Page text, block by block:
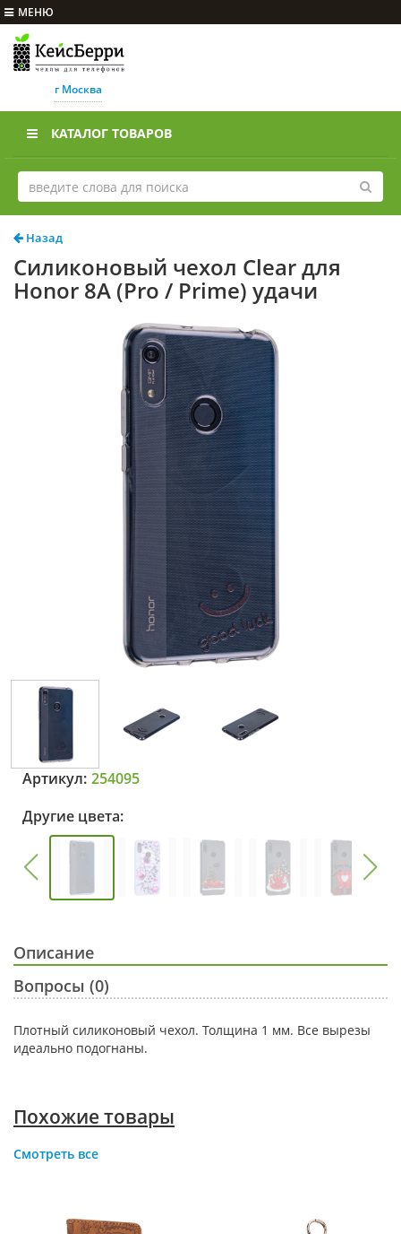
МЕНЮ
г Москва
КАТАЛОГ ТОВАРОВ
Назад
Силиконовый чехол Clear для
Honor 8A (Pro / Prime) удачи
Артикул: 254095
Другие цвета:
Описание
Вопросы (0)
Плотный силиконовый чехол. Толщина 1 мм. Все вырезы
идеально подогнаны.
Похожие товары
Смотреть все